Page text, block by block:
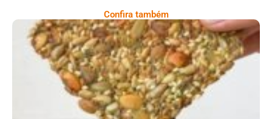
Confira também
Comer Bem: Cracker De Sementes